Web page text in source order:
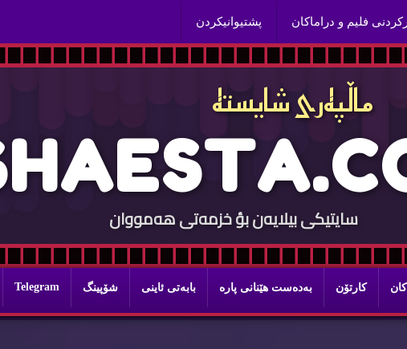
فلیم و دراماكان پشتیوانیكردن
ماڵپه‌ری شایسته‌
HAESTA.C
سایتيكی بيلایه‌ن بؤ خزمه‌تی هه‌مووان
كارتۆن به‌ده‌ست هێنانی پاره‌ بابه‌تی ئاینی شۆپینگ Telegram